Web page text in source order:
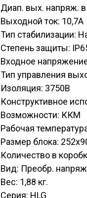
Диап. вых. напряж. в
Выходной ток: 10,7А
Тип стабилизации:
Степень защиты:
Входное
Тип управления
Изоляция: 3750В
Конструктивное
Возможности: ККМ
Рабочая
Размер блока:
Количество в
Вид: Преобр.
Вес: 1,88 кг.
Серия: HLG